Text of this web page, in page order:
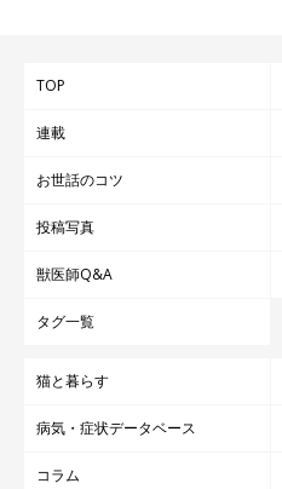
TOP
連載
お世話のコツ
投稿写真
獣医師Q&A
タグ一覧
猫と暮らす
病気・症状データベース
コラム